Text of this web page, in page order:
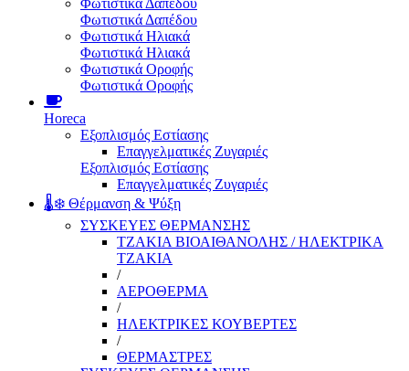
Φωτιστικά Δαπέδου
Φωτιστικά Δαπέδου
Φωτιστικά Ηλιακά
Φωτιστικά Ηλιακά
Φωτιστικά Οροφής
Φωτιστικά Οροφής
Horeca
Εξοπλισμός Εστίασης
Επαγγελματικές Ζυγαριές
Εξοπλισμός Εστίασης
Επαγγελματικές Ζυγαριές
🌡️❄️ Θέρμανση & Ψύξη
ΣΥΣΚΕΥΕΣ ΘΕΡΜΑΝΣΗΣ
ΤΖΑΚΙΑ ΒΙΟΑΙΘΑΝΟΛΗΣ / ΗΛΕΚΤΡΙΚΑ
ΤΖΑΚΙΑ
/
ΑΕΡΟΘΕΡΜΑ
/
ΗΛΕΚΤΡΙΚΕΣ ΚΟΥΒΕΡΤΕΣ
/
ΘΕΡΜΑΣΤΡΕΣ